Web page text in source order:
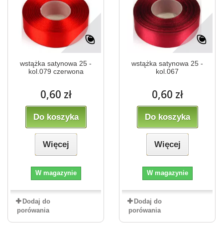
wstążka satynowa 25 -
kol.079 czerwona
0,60 zł
Do koszyka
Więcej
W magazynie
Dodaj do
porówania
wstążka satynowa 25 -
kol.067
0,60 zł
Do koszyka
Więcej
W magazynie
Dodaj do
porówania